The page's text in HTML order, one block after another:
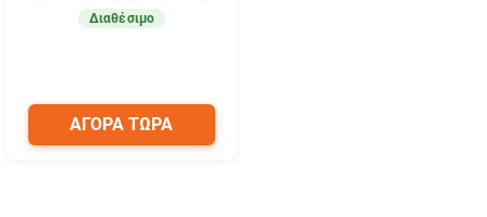
Διαθέσιμο
ΑΓΟΡΑ ΤΩΡΑ